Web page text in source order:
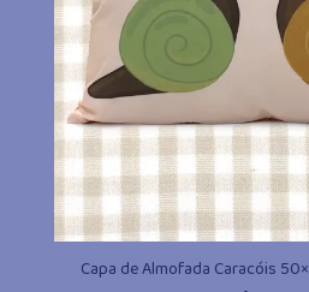
Capa de Almofada Caracóis